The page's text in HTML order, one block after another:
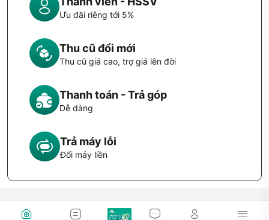
Ưu đãi riêng tới 5%
Thu cũ đổi mới
Thu cũ giá cao, trợ giá lên đời
Thanh toán - Trả góp
Dễ dàng
Trả máy lỗi
Đổi máy liền